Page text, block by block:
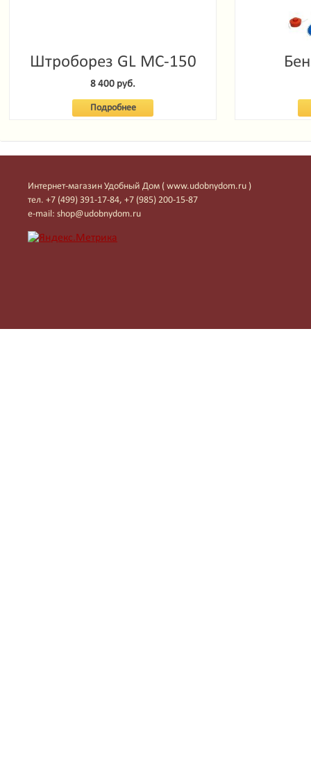
Штроборез GL MC-150
8 400 руб.
Подробнее
Интернет-магазин Удобный Дом ( www.udobnydom.ru )
тел. +7 (499) 391-17-84, +7 (985) 200-15-87
e-mail: shop@udobnydom.ru